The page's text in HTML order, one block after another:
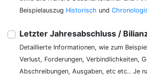
Beispielauszug Historisch und
Letzter Jahresabschluss /
Detaillierte Informationen, wie zum
Verlust, Forderungen, Verbindlichkeiten,
Abschreibungen, Ausgaben, etc etc.. Je